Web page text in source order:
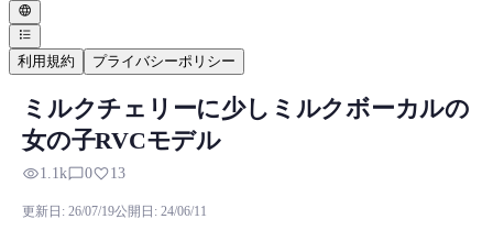
language
format_list_bulleted
利用規約 プライバシーポリシー
RVC RVCボイスモデル
RVC RVCボイスモデルの試聴、モデル詳細、ダウンロード
このモデルはインターネットから入手し、「Milky Voice」と
ミルクチェリーに少しミルクボーカルの
女の子RVCモデル
visibility1.1kchat_bubble_outline0favorite13
更新日 : 26/07/19公開日 : 24/06/11